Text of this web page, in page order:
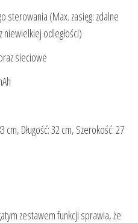
sterowania (Max. zasięg: zdalne
niewielkiej odległości)
sieciowe
cm, Długość: 32 cm, Szerokość: 27
zestawem funkcji sprawia, że